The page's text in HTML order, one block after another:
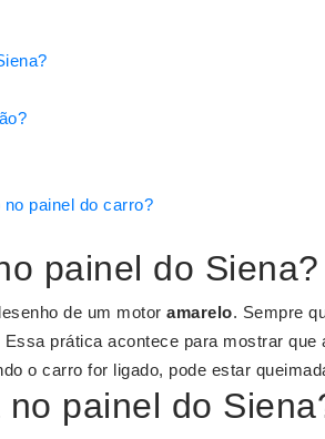
painel do carro?
painel do Siena?
de um motor amarelo. Sempre
prática acontece para mostrar que
o carro for ligado, pode estar
painel do